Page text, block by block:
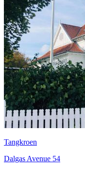
Tangkroen
Dalgas Avenue 54